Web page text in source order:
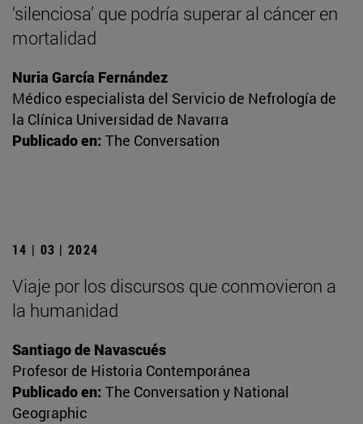
‘silenciosa’ que podría superar al cáncer en
mortalidad
Nuria García Fernández
Médico especialista del Servicio de Nefrología de
la Clínica Universidad de Navarra
Publicado en: The Conversation
14 | 03 | 2024
Viaje por los discursos que conmovieron a
la humanidad
Santiago de Navascués
Profesor de Historia Contemporánea
Publicado en: The Conversation y National
Geographic